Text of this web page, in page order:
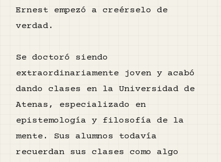
Ernest empezó a creérselo de
verdad.
Se doctoró siendo
extraordinariamente joven y acabó
dando clases en la Universidad de
Atenas, especializado en
epistemología y filosofía de la
mente. Sus alumnos todavía
recuerdan sus clases como algo